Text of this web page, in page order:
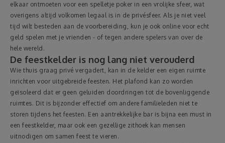
elkaar ontmoeten voor een spelletje poker in een vrolijke sfeer, wat
overigens altijd volkomen legaal is in de privésfeer. Als je niet veel
tijd wilt besteden aan de voorbereiding, kun je ook online voor echt
geld spelen met je vrienden - of tegen andere spelers van over de
hele wereld.
De feestkelder is nog lang niet verouderd
Wie thuis graag privé vergadert, kan in de kelder een eigen ruimte
inrichten voor uitgebreide feesten. Het plafond kan zo worden
geïsoleerd dat er geen geluiden doordringen tot de bovenliggende
ruimtes. Dit is bijzonder effectief om andere familieleden niet te
storen tijdens het feesten. Een aantrekkelijke bar is bijna een must in
een feestkelder, maar ook een gezellige zithoek kan mensen
uitnodigen om samen feest te vieren.